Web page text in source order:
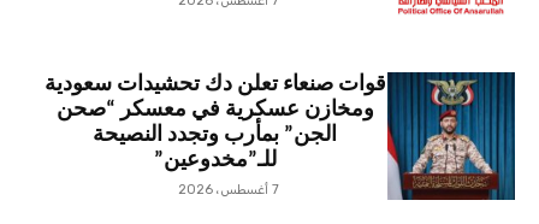
قوات صنعاء تعلن دك تحشيدات سعودية
ومخازن عسكرية في معسكر “صحن
الجن” بمأرب وتجدد النصيحة
للـ”مخدوعين”
7 أغسطس، 2026